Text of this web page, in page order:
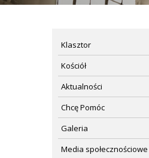
Klasztor
Kościół
Aktualności
Chcę Pomóc
Galeria
Media społecznościowe